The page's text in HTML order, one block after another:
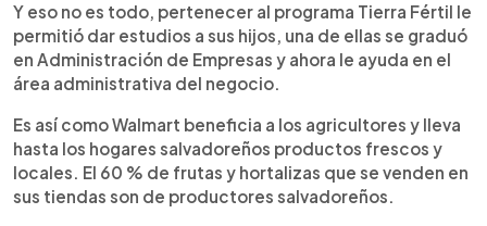
Y eso no es todo, pertenecer al programa Tierra Fértil le
permitió dar estudios a sus hijos, una de ellas se graduó
en Administración de Empresas y ahora le ayuda en el
área administrativa del negocio.
Es así como Walmart beneficia a los agricultores y lleva
hasta los hogares salvadoreños productos frescos y
locales. El 60 % de frutas y hortalizas que se venden en
sus tiendas son de productores salvadoreños.